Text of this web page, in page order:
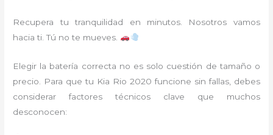
Recupera tu tranquilidad en minutos. Nosotros vamos
hacia ti. Tú no te mueves.
Elegir la batería correcta no es solo cuestión de tamaño o
precio. Para que tu Kia Rio 2020 funcione sin fallas, debes
considerar factores técnicos clave que muchos
desconocen: